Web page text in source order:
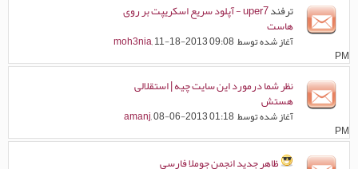
ترفند uper7 - آپلود سریع اسکریپت بر روی
هاست
آغاز شده توسط moh3nia, 11-18-2013 09:08
PM
نظر شما درمورد این سایت چیه | استقلالی
هستش
آغاز شده توسط amanj, 08-06-2013 01:18
PM
ظاهر جدید انجمن جوملا فارسی